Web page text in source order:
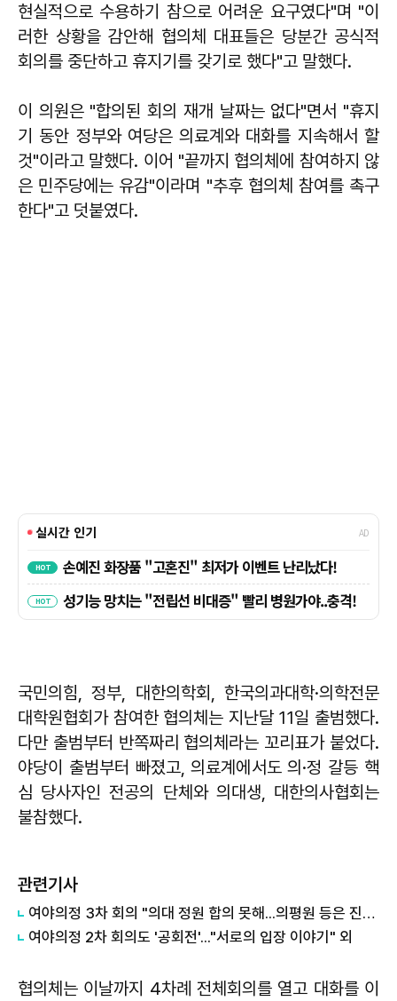
현실적으로 수용하기 참으로 어려운 요구였다"며 "이
러한 상황을 감안해 협의체 대표들은 당분간 공식적
회의를 중단하고 휴지기를 갖기로 했다"고 말했다.
이 의원은 "합의된 회의 재개 날짜는 없다"면서 "휴지
기 동안 정부와 여당은 의료계와 대화를 지속해서 할
것"이라고 말했다. 이어 "끝까지 협의체에 참여하지 않
은 민주당에는 유감"이라며 "추후 협의체 참여를 촉구
한다"고 덧붙였다.
국민의힘, 정부, 대한의학회, 한국의과대학·의학전문
대학원협회가 참여한 협의체는 지난달 11일 출범했다.
다만 출범부터 반쪽짜리 협의체라는 꼬리표가 붙었다.
야당이 출범부터 빠졌고, 의료계에서도 의·정 갈등 핵
심 당사자인 전공의 단체와 의대생, 대한의사협회는
불참했다.
관련기사
여야의정 3차 회의 "의대 정원 합의 못해...의평원 등은 진일보"
여야의정 2차 회의도 '공회전'..."서로의 입장 이야기" 외
협의체는 이날까지 4차례 전체회의를 열고 대화를 이